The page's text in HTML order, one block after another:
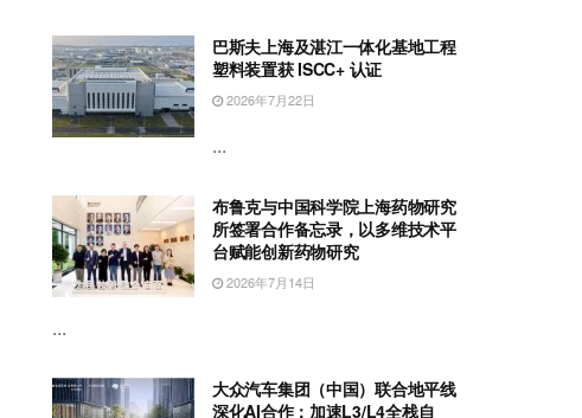
巴斯夫上海及湛江一体化基地工程
塑料装置获 ISCC+ 认证
2026年7月22日
...
布鲁克与中国科学院上海药物研究
所签署合作备忘录，以多维技术平
台赋能创新药物研究
2026年7月14日
...
大众汽车集团（中国）联合地平线
深化AI合作：加速L3/L4全栈自